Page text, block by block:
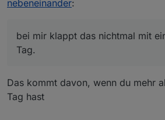
ich bekomme das auch
Wenn ich schon mal so weit
Ich versuche ebenfalls meine
Wechselrichter bzw. dem
nebeneinander:
bei mir klappt das nichtmal mit
Tag.
Das kommt davon, wenn du mehr
Tag hast